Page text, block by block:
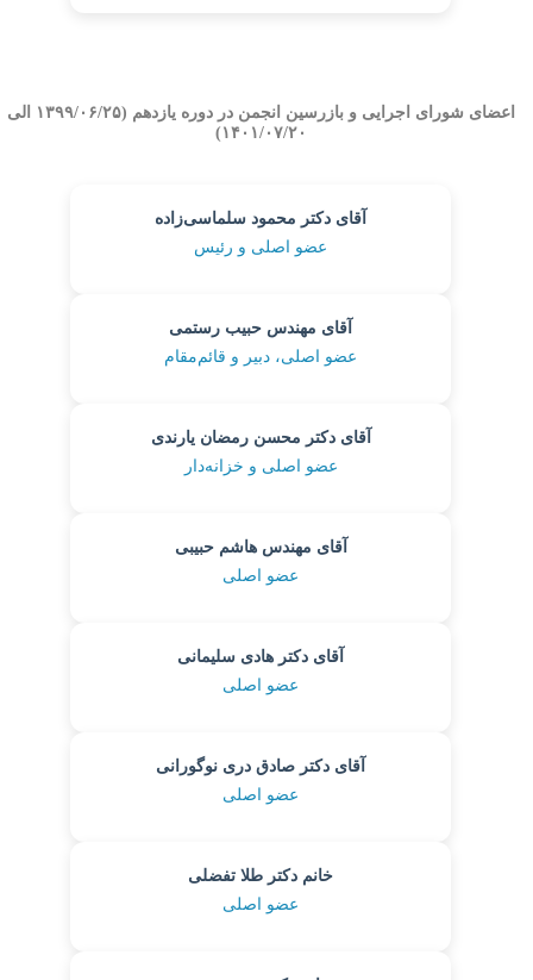
اعضای شورای اجرایی و بازرسین انجمن در دوره یازدهم (۱۳۹۹/۰۶/۲۵ الی
۱۴۰۱/۰۷/۲۰)
آقای دکتر محمود سلماسی‌زاده
عضو اصلی و رئیس
آقای مهندس حبیب رستمی
عضو اصلی، دبیر و قائم‌مقام
آقای دکتر محسن رمضان یارندی
عضو اصلی و خزانه‌دار
آقای مهندس هاشم حبیبی
عضو اصلی
آقای دکتر هادی سلیمانی
عضو اصلی
آقای دکتر صادق دری نوگورانی
عضو اصلی
خانم دکتر طلا تفضلی
عضو اصلی